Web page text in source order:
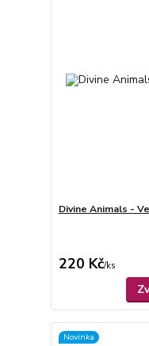
Divine Animals -
220 Kč/ks
Novinka